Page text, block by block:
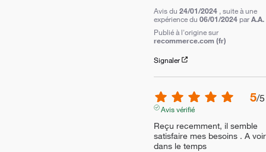
Avis du 24/01/2024 , suite à une
expérience du 06/01/2024 parA.A.
Publié à l'origine sur
recommerce.com (fr)
Signaler
5/5
Avis vérifié
Reçu recemment, il semble
satisfaire mes besoins . A voir
dans le temps